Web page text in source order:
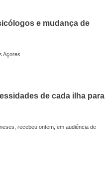
e mudança de
Açores
de cada ilha para
recebeu ontem, em audiência de